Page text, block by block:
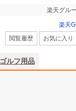
楽天グル
楽天
閲覧履歴
お気に入り
ゴルフ用品